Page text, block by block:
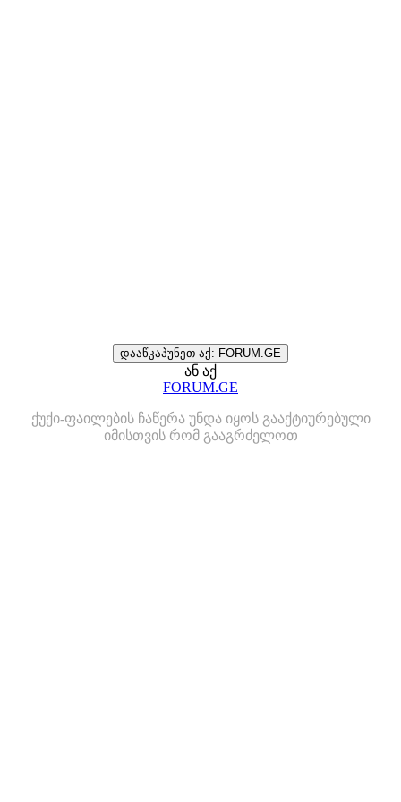
დააწკაპუნეთ აქ: FORUM.GE
ან აქ
FORUM.GE
ქუქი-ფაილების ჩაწერა უნდა იყოს გააქტიურებული
იმისთვის რომ გააგრძელოთ